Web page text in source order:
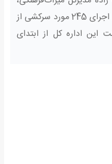
گردشگری و صنایع‌دستی استان ایلام از اجرای 245 مورد سرکشی از
این اداره کل از ابتدای